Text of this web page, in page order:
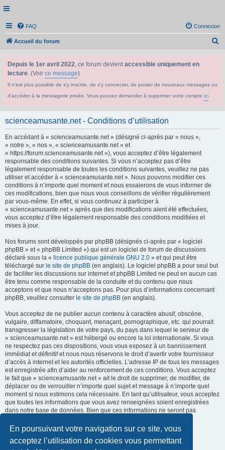
En poursuivant votre navigation sur ce site, vous
acceptez l’utilisation de cookies vous permettant
FAQ Connexion
Accueil du forum
Depuis le 1er avril 2022, ce forum devientaccessible uniquement en
lecture. (Voir ce message)
Il n'est plus possible de s'y inscrire, de s'y connecter, de poster de nouveaux messages ou
d'accéder à la messagerie privée. Vous pouvez demander à supprimer votre compte ici
scienceamusante.net - Conditions d’utilisation
En accédant à « scienceamusante.net » (désigné ci-après par « nous »,
« notre », « nos », « scienceamusante.net » et
« https://forum.scienceamusante.net »), vous acceptez d’être légalement
responsable des conditions suivantes. Si vous n’acceptez pas d’être
légalement responsable de toutes les conditions suivantes, veuillez ne pas
utiliser et accéder à « scienceamusante.net ». Nous pouvons modifier ces
conditions à n’importe quel moment et nous essaierons de vous informer de
ces modifications, bien que nous vous conseillons de vérifier régulièrement
par vous-même. En effet, si vous continuez à participer à
« scienceamusante.net » après que des modifications aient été effectuées,
vous acceptez d’être légalement responsable des conditions modifiées et
mises à jour.
Nos forums sont développés par phpBB (désignés ci-après par « logiciel
phpBB » et « phpBB Limited ») qui est un logiciel de forum de discussions
déclaré sous la « licence publique générale GNU 2.0 » et qui peut être
téléchargé sur le site de phpBB (en anglais). Le logiciel phpBB a pour seul but
de faciliter les discussions sur internet et phpBB Limited ne peut en aucun cas
être tenu comme responsable de la conduite et du contenu que nous
acceptons et que nous n’acceptons pas. Pour plus d’informations concernant
phpBB, veuillez consulter le site de phpBB (en anglais).
Vous acceptez de ne publier aucun contenu à caractère abusif, obscène,
vulgaire, diffamatoire, choquant, menaçant, pornographique, etc. qui pourrait
transgresser la législation de votre pays, du pays dans lequel le serveur de
« scienceamusante.net » est hébergé ou encore la loi internationale. Si vous
ne respectez pas ces dispositions, vous vous exposez à un bannissement
immédiat et définitif et nous nous réservons le droit d’avertir votre fournisseur
d’accès à internet et les autorités officielles. L’adresse IP de tous les messages
est enregistrée afin d’aider au renforcement de ces conditions. Vous acceptez
le fait que « scienceamusante.net » ait le droit de supprimer, de modifier, de
déplacer ou de verrouiller n’importe quel sujet et message à n’importe quel
moment si nous estimons cela nécessaire. En tant qu’utilisateur, vous acceptez
que toutes les informations que vous avez renseignées soient enregistrées
dans notre base de données. Bien que ces informations ne seront pas
« scienceamusante.net », ni phpBB, ne pourront être tenus comme
responsables en cas de tentative de piratage informatique visant à
compromettre vos données.